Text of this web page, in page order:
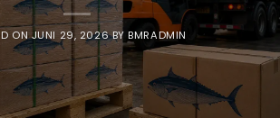
ONJUNI 29, 2026BYBMRADMIN